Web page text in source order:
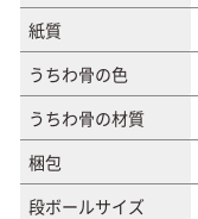
紙質
うちわ骨の色
うちわ骨の材質
梱包
段ボールサイズ